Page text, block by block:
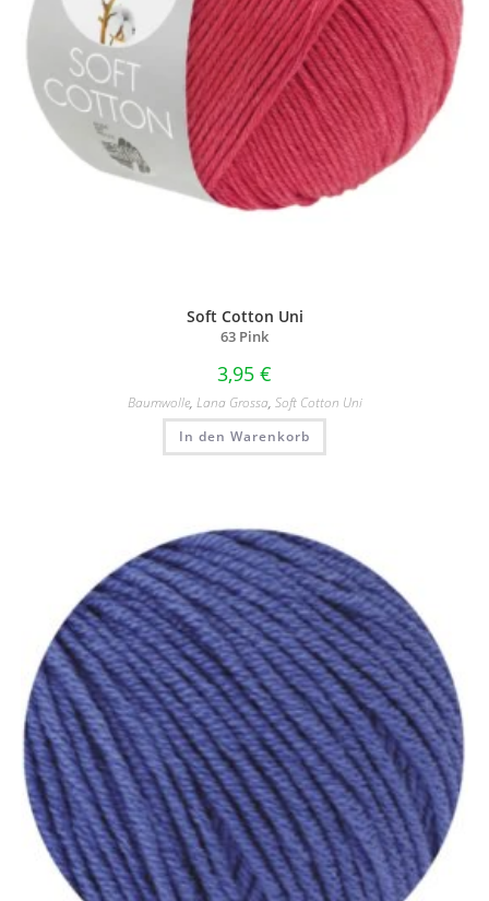
Soft Cotton Uni
63 Pink
3,95 €
Baumwolle, Lana Grossa, Soft Cotton Uni
In den Warenkorb